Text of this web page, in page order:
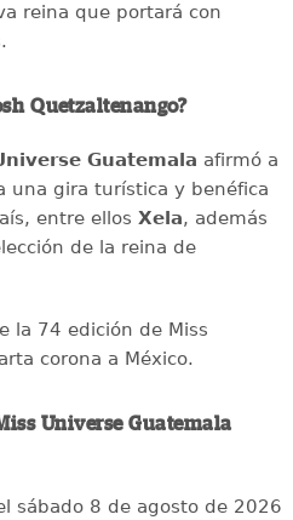
reina que portará con
Quetzaltenango?
Guatemala afirmó a
una gira turística y benéfica
entre ellos Xela, además
de la reina de
la 74 edición de Miss
corona a México.
Universe Guatemala
sábado 8 de agosto de 2026